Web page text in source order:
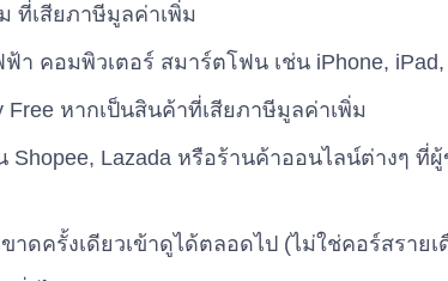
ที่เสียภาษีมูลค่าเพิ่ม
า คอมพิวเตอร์ สมาร์ตโฟน เช่น iPhone, iPad,
หากเป็นสินค้าที่เสียภาษีมูลค่าเพิ่ม
Shopee, Lazada หรือร้านค้าออนไลน์ต่างๆ ที่
าดครั้งเดียวเข้าดูได้ตลอดไป (ไม่ใช่คอร์สราย